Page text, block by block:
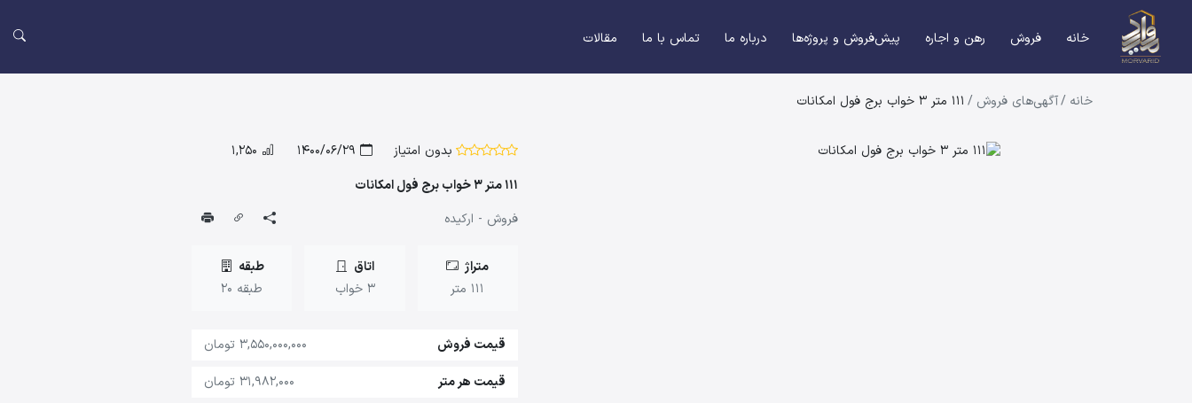
خانه فروش رهن و اجاره پیش‌فروش و پروژه‌ها درباره ما تماس با ما مقالات
خانه /آگهی‌های فروش / 111 متر 3 خواب برج فول امکانات
بدون امتیاز
111 متر 3 خواب برج فول امکانات
فروش - ارکیده
متراژ
111 متر
اتاق
3 خواب
طبقه
طبقه 20
قیمت فروش
3,550,000,000 تومان
قیمت هر متر
31,982,000 تومان